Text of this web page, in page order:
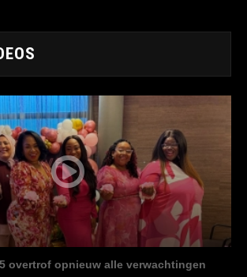
overtrof opnieuw alle verwachtingen